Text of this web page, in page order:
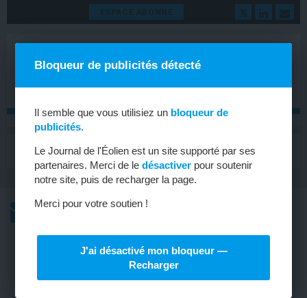
ESPACE ABONNÉ
MENU
L’ACTU
ÉOLIEN EN MER
L’éolien en mer ouvre ses portes aux
Bloqueur de publicités détecté
Il semble que vous utilisiez un bloqueur de
publicités.
Le Journal de l'Éolien est un site supporté par ses
partenaires. Merci de ledésactiver pour soutenir
notre site, puis de recharger la page.
Merci pour votre soutien !
J'ai désactivé mon bloqueur —
Recharger